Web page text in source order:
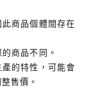
商品個體間存在
商品不同。
的特性，可能會
售價。